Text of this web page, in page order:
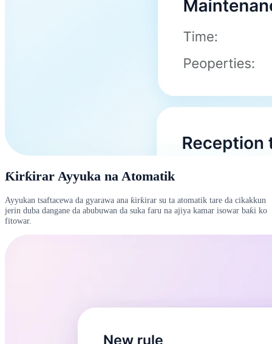
Ƙirƙirar Ayyuka na Atomatik
Ayyukan tsaftacewa da gyarawa ana ƙirƙirar su ta atomatik tare da cikakkun
jerin duba dangane da abubuwan da suka faru na ajiya kamar isowar baƙi ko
fitowar.